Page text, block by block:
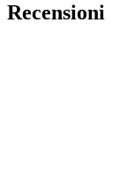
Recensioni